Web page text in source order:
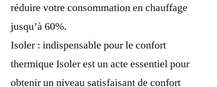
réduire votre consommation en chauffage
jusqu’à 60%.
Isoler : indispensable pour le confort
thermique Isoler est un acte essentiel pour
obtenir un niveau satisfaisant de confort